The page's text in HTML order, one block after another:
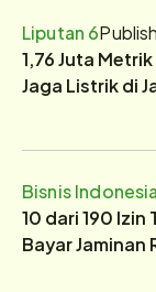
Liputan 6
1,76 Juta
Jaga Listrik di
Bisnis Indonesia
10 dari 190
Bayar Jaminan